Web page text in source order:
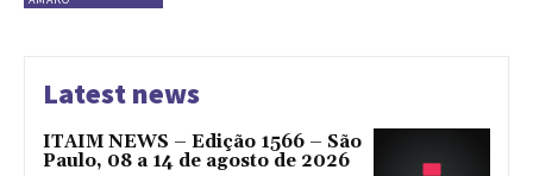
Latest news
ITAIM NEWS – Edição 1566 – São
Paulo, 08 a 14 de agosto de 2026